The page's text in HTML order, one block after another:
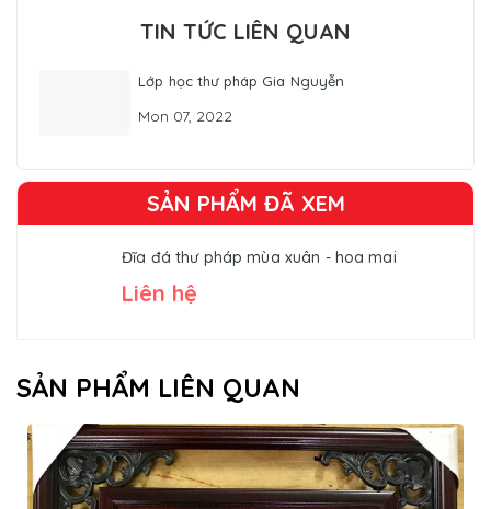
TIN TỨC LIÊN QUAN
Lớp học thư pháp Gia Nguyễn
Mon 07, 2022
SẢN PHẨM ĐÃ XEM
Đĩa đá thư pháp mùa xuân - hoa mai
Liên hệ
SẢN PHẨM LIÊN QUAN